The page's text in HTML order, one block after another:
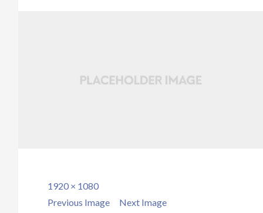
Full
size
1920 × 1080
Previous Image
Next Image